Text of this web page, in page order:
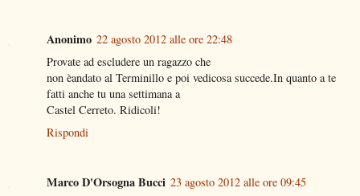
Anonimo 22 agosto 2012 alle ore 22:48
Provate ad escludere un ragazzo che
non èandato al Terminillo e poi vedicosa succede.In quanto a te
fatti anche tu una settimana a
Castel Cerreto. Ridicoli!
Rispondi
Marco D'Orsogna Bucci 23 agosto 2012 alle ore 09:45